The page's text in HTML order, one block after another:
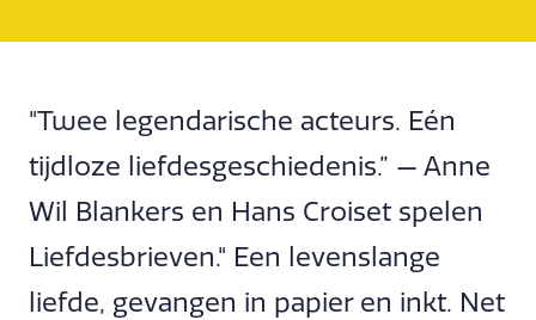
"Twee legendarische acteurs. Eén
tijdloze liefdesgeschiedenis.” — Anne
Wil Blankers en Hans Croiset spelen
Liefdesbrieven." Een levenslange
liefde, gevangen in papier en inkt. Net